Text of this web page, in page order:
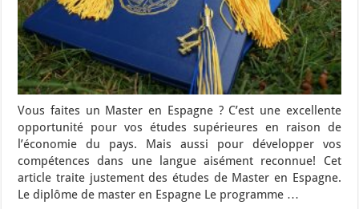
Vous faites un Master en Espagne ? C’est une excellente
opportunité pour vos études supérieures en raison de
l’économie du pays. Mais aussi pour développer vos
compétences dans une langue aisément reconnue! Cet
article traite justement des études de Master en Espagne.
Le diplôme de master en Espagne Le programme …